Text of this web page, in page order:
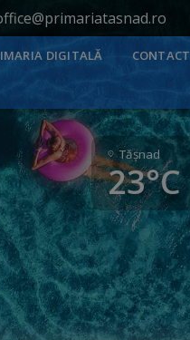
DIGITALĂ CONTACT
Tăşnad
23°C